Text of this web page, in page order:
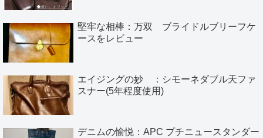
堅牢な相棒：万双 ブライドルブリーフケ
ースをレビュー
エイジングの妙 ：シモーネダブル天ファ
スナー(5年程度使用)
デニムの愉悦：APC プチニュースタンダー